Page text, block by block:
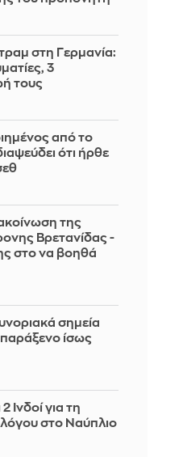
στη Γερμανία:
3
τους
από το
ότι ήρθε
της
Βρετανίδας -
στο να βοηθά
σημεία
ίσως
Ινδοί για τη
στο Ναύπλιο